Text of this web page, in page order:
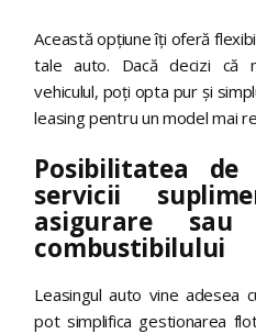
Această opțiune îți oferă
tale auto. Dacă decizi că
vehiculul, poți opta pur și
leasing pentru un model mai
Posibilitatea
servicii
asigurare sau
combustibilului
Leasingul auto vine adesea
pot simplifica gestionarea